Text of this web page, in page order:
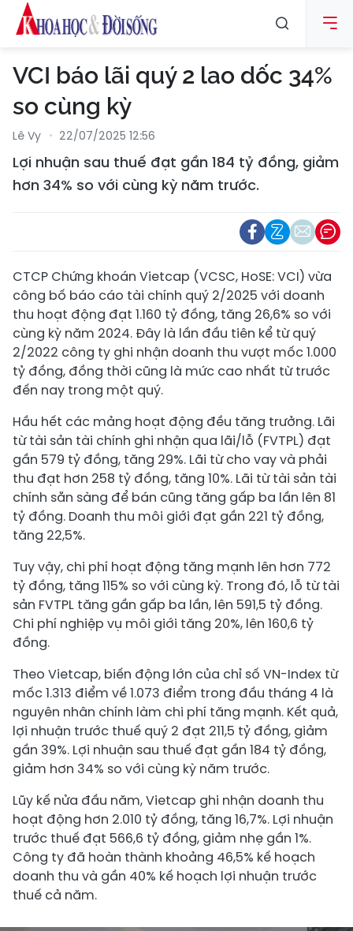
VCI báo lãi quý 2 lao dốc 34%
so cùng kỳ
Lê Vy 22/07/2025 12:56
Lợi nhuận sau thuế đạt gần 184 tỷ đồng, giảm
hơn 34% so với cùng kỳ năm trước.
CTCP Chứng khoán Vietcap (VCSC, HoSE: VCI) vừa
công bố báo cáo tài chính quý 2/2025 với doanh
thu hoạt động đạt 1.160 tỷ đồng, tăng 26,6% so với
cùng kỳ năm 2024. Đây là lần đầu tiên kể từ quý
2/2022 công ty ghi nhận doanh thu vượt mốc 1.000
tỷ đồng, đồng thời cũng là mức cao nhất từ trước
đến nay trong một quý.
Hầu hết các mảng hoạt động đều tăng trưởng. Lãi
từ tài sản tài chính ghi nhận qua lãi/lỗ (FVTPL) đạt
gần 579 tỷ đồng, tăng 29%. Lãi từ cho vay và phải
thu đạt hơn 258 tỷ đồng, tăng 10%. Lãi từ tài sản tài
chính sẵn sàng để bán cũng tăng gấp ba lần lên 81
tỷ đồng. Doanh thu môi giới đạt gần 221 tỷ đồng,
tăng 22,5%.
Tuy vậy, chi phí hoạt động tăng mạnh lên hơn 772
tỷ đồng, tăng 115% so với cùng kỳ. Trong đó, lỗ từ tài
sản FVTPL tăng gần gấp ba lần, lên 591,5 tỷ đồng.
Chi phí nghiệp vụ môi giới tăng 20%, lên 160,6 tỷ
đồng.
Theo Vietcap, biến động lớn của chỉ số VN-Index từ
mốc 1.313 điểm về 1.073 điểm trong đầu tháng 4 là
nguyên nhân chính làm chi phí tăng mạnh. Kết quả,
lợi nhuận trước thuế quý 2 đạt 211,5 tỷ đồng, giảm
gần 39%. Lợi nhuận sau thuế đạt gần 184 tỷ đồng,
giảm hơn 34% so với cùng kỳ năm trước.
Lũy kế nửa đầu năm, Vietcap ghi nhận doanh thu
hoạt động hơn 2.010 tỷ đồng, tăng 16,7%. Lợi nhuận
trước thuế đạt 566,6 tỷ đồng, giảm nhẹ gần 1%.
Công ty đã hoàn thành khoảng 46,5% kế hoạch
doanh thu và gần 40% kế hoạch lợi nhuận trước
thuế cả năm.